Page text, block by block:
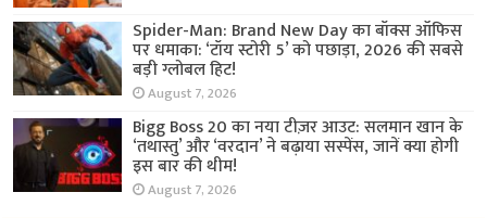
Spider-Man: Brand New Day का बॉक्स ऑफिस
पर धमाका: ‘टॉय स्टोरी 5’ को पछाड़ा, 2026 की सबसे
बड़ी ग्लोबल हिट!
August 7, 2026
Bigg Boss 20 का नया टीज़र आउट: सलमान खान के
‘तथास्तु’ और ‘वरदान’ ने बढ़ाया सस्पेंस, जानें क्या होगी
इस बार की थीम!
August 7, 2026